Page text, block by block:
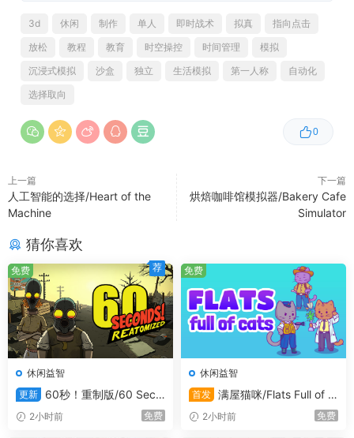
推荐配置:
内存:8 GB RAM
显卡:NVIDIA GeForce GTX 1060 or
0
3d 休闲 制作 单人 即时战术 拟真
指向点击
放松
教程 教育 时空操控 时间管理
模拟
沉浸式模拟
沙盒 独立 生活模拟 第一人称
自动化
选择取向
上一篇
人工智能的选择/Heart of the
Machine
下一篇
烘焙咖啡馆模拟器/Bakery Cafe
Simulator
猜你喜欢
休闲益智
更新
60秒！重制版/60 Seco
nds! Reatomized
2小时前 免费
免费 荐
休闲益智
首发 满屋猫咪/Flats Full of C
ats2小时前 免费
免费